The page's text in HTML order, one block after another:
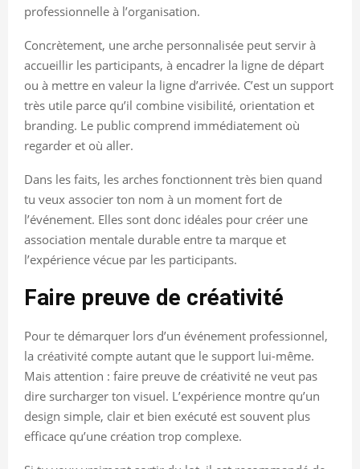
professionnelle à l’organisation.
Concrètement, une arche personnalisée peut servir à
accueillir les participants, à encadrer la ligne de départ
ou à mettre en valeur la ligne d’arrivée. C’est un support
très utile parce qu’il combine visibilité, orientation et
branding. Le public comprend immédiatement où
regarder et où aller.
Dans les faits, les arches fonctionnent très bien quand
tu veux associer ton nom à un moment fort de
l’événement. Elles sont donc idéales pour créer une
association mentale durable entre ta marque et
l’expérience vécue par les participants.
Faire preuve de créativité
Pour te démarquer lors d’un événement professionnel,
la créativité compte autant que le support lui-même.
Mais attention : faire preuve de créativité ne veut pas
dire surcharger ton visuel. L’expérience montre qu’un
design simple, clair et bien exécuté est souvent plus
efficace qu’une création trop complexe.